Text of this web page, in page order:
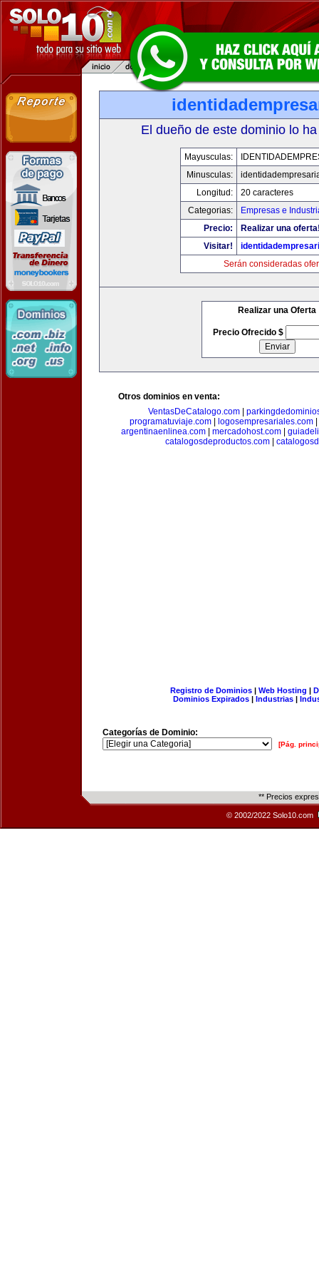
El dueño de este dominio lo
Mayusculas:
Minusculas:
Longitud:
20 caracteres
Categorias:
Empresas e
Precio:
Realizar una
Visitar!
Serán consideradas
Realizar una Oferta
Precio Ofrecido $
Otros dominios en venta:
VentasDeCatalogo.com|
programatuviaje.com| logosempresariales.com|
argentinaenlinea.com| mercadohost.com|
catalogosdeproductos.com
Registro de Dominios| Web Hosting |
Dominios Expirados | Industrias |
Categorías de Dominio:
[Pág.
** Precios
© 2002/2022 Solo10.com